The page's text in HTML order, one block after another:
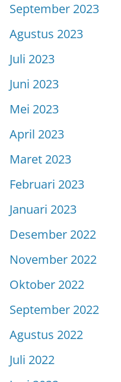
September 2023
Agustus 2023
Juli 2023
Juni 2023
Mei 2023
April 2023
Maret 2023
Februari 2023
Januari 2023
Desember 2022
November 2022
Oktober 2022
September 2022
Agustus 2022
Juli 2022